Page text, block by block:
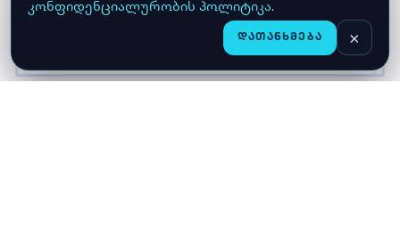
კონფიდენციალურობის პოლიტიკა.
ᲓᲐᲗᲐᲜᲮᲛᲔᲑᲐ ×
ᲛᲐᲦᲐᲖᲘᲐ ᲙᲐᲚᲐᲗᲐ